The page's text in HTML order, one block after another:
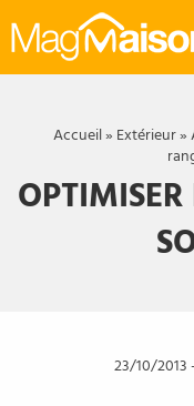
Mag
Maison
Accueil» Extérieur»
23/10/2013-